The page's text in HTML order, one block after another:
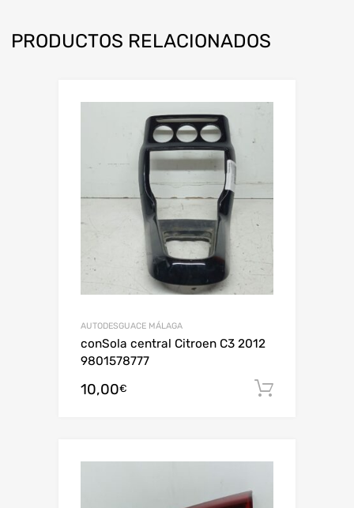
PRODUCTOS RELACIONADOS
AUTODESGUACE MÁLAGA
conSola central Citroen C3 2012
9801578777
10,00€